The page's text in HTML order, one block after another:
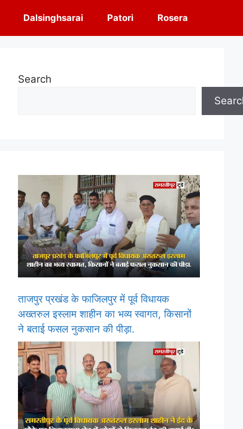
Dalsinghsarai Patori Rosera
Search
ताजपुर प्रखंड के फाजिलपुर में पूर्व विधायक
अख्तरुल इस्लाम शाहीन का भव्य स्वागत, किसानों
ने बताई फसल नुकसान की पीड़ा.